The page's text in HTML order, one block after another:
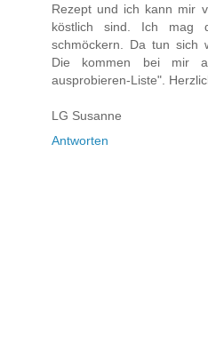
Rezept und ich kann mir
köstlich sind. Ich mag
schmöckern. Da tun sich
Die kommen bei mir
ausprobieren-Liste".
LG Susanne
Antworten